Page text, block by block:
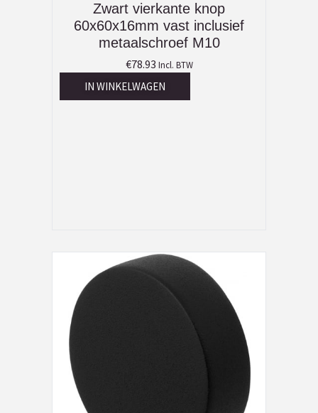
Zwart vierkante knop
60x60x16mm vast inclusief
metaalschroef M10
€78.93 Incl. BTW
IN WINKELWAGEN